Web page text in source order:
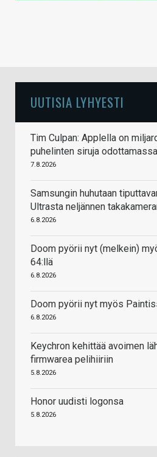
UUTISIA LYHYESTI
Tim Culpan: Applella on
puhelinten siruja
7.8.2026
Samsungin huhutaan
Ultrasta neljännen
6.8.2026
Doom pyörii nyt (melkein)
64:llä
6.8.2026
Doom pyörii nyt myös
6.8.2026
Keychron kehittää avoimen
firmwarea pelihiiriin
5.8.2026
Honor uudisti logonsa
5.8.2026